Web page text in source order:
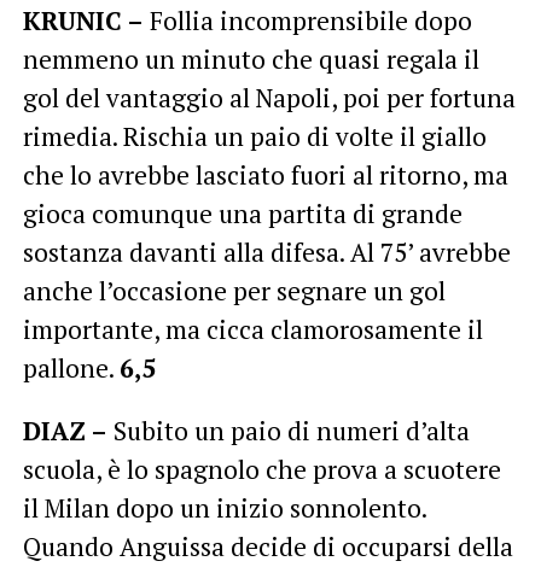
KRUNIC – Follia incomprensibile dopo
nemmeno un minuto che quasi regala il
gol del vantaggio al Napoli, poi per fortuna
rimedia. Rischia un paio di volte il giallo
che lo avrebbe lasciato fuori al ritorno, ma
gioca comunque una partita di grande
sostanza davanti alla difesa. Al 75’ avrebbe
anche l’occasione per segnare un gol
importante, ma cicca clamorosamente il
pallone. 6,5
DIAZ – Subito un paio di numeri d’alta
scuola, è lo spagnolo che prova a scuotere
il Milan dopo un inizio sonnolento.
Quando Anguissa decide di occuparsi della